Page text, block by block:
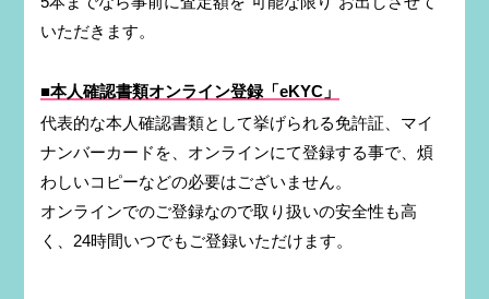
いただきます。
■本人確認書類オンライン登録「eKYC」
代表的な本人確認書類として挙げられる免許証、マイ
ナンバーカードを、オンラインにて登録する事で、煩
わしいコピーなどの必要はございません。
オンラインでのご登録なので取り扱いの安全性も高
く、24時間いつでもご登録いただけます。